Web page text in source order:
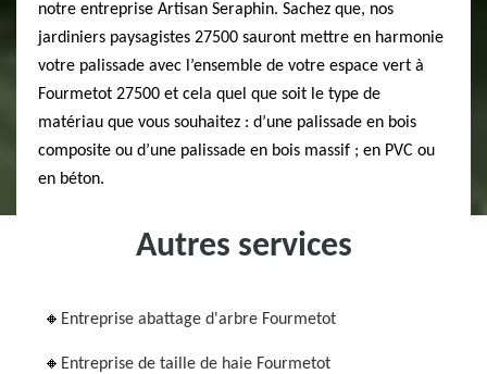
notre entreprise Artisan Seraphin. Sachez que, nos
jardiniers paysagistes 27500 sauront mettre en harmonie
votre palissade avec l’ensemble de votre espace vert à
Fourmetot 27500 et cela quel que soit le type de
matériau que vous souhaitez : d’une palissade en bois
composite ou d’une palissade en bois massif ; en PVC ou
en béton.
Autres services
Entreprise abattage d'arbre Fourmetot
Entreprise de taille de haie Fourmetot